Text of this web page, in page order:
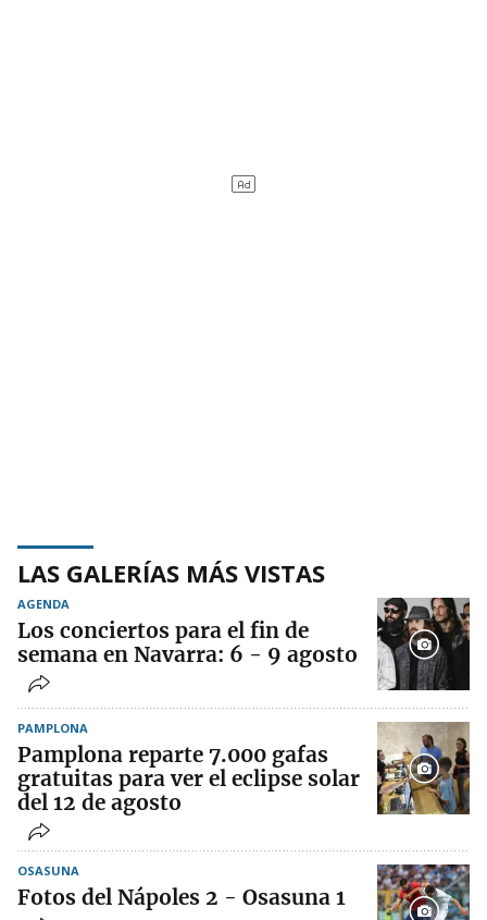
LAS GALERÍAS MÁS VISTAS
AGENDA
Los conciertos para el fin de
semana en Navarra: 6 - 9 agosto
PAMPLONA
Pamplona reparte 7.000 gafas
gratuitas para ver el eclipse solar
del 12 de agosto
OSASUNA
Fotos del Nápoles 2 - Osasuna 1